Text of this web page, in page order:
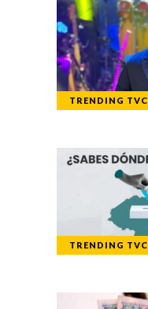
TRENDING TVC
TRENDING TVC